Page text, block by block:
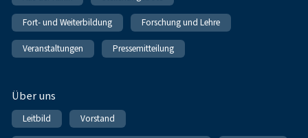
Fort- und Weiterbildung Forschung und Lehre
Veranstaltungen Pressemitteilung
Über uns
Leitbild Vorstand